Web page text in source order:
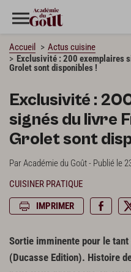
Accueil
Actus cuisine
Exclusivité : 200 exemplaires
Grolet sont disponibles !
Exclusivité :
signés du livre
Grolet sont
Par Académie du Goût - Publié le
CUISINER PRATIQUE
IMPRIMER
Sortie imminente pour le tant
(Ducasse Edition). Histoire